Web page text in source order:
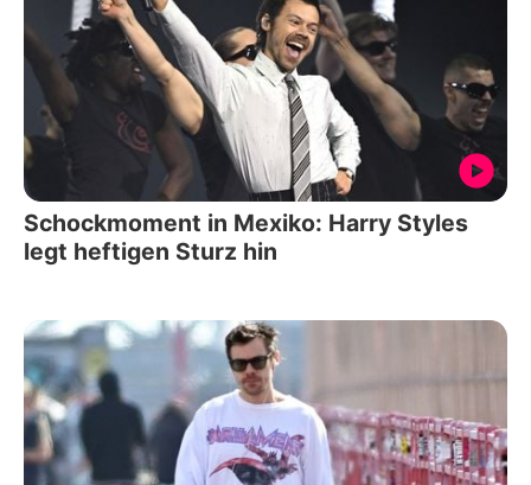
Schockmoment in Mexiko: Harry Styles
legt heftigen Sturz hin